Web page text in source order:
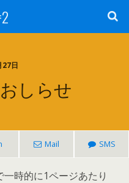
27日
しらせ
Mail SMS
時的に1ページあたり